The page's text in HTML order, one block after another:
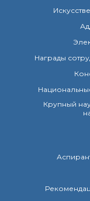
Награды
Крупный